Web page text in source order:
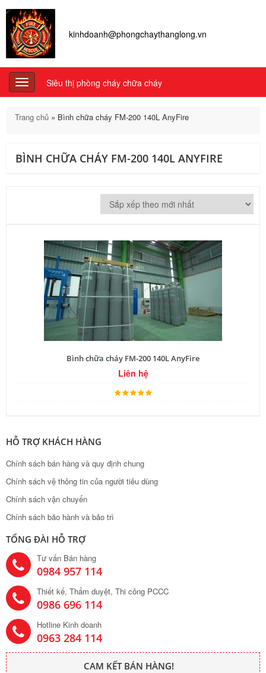
kinhdoanh@phongchaythanglong.vn
Toggle
navigation
Siêu thị phòng cháy chữa cháy
Trang chủ » Bình chữa cháy FM-200 140L AnyFire
BÌNH CHỮA CHÁY FM-200 140L ANYFIRE
Bình chữa cháy FM-200 140L AnyFire
Liên hệ
HỖ TRỢ KHÁCH HÀNG
Chính sách bán hàng và quy định chung
Chính sách vệ thông tin của người tiêu dùng
Chính sách vận chuyển
Chính sách bảo hành và bảo trì
TỔNG ĐÀI HỖ TRỢ
Tư vấn Bán hàng
0984 957 114
Thiết kế, Thẩm duyệt, Thi công PCCC
0986 696 114
Hotline Kinh doanh
0963 284 114
CAM KẾT BÁN HÀNG!